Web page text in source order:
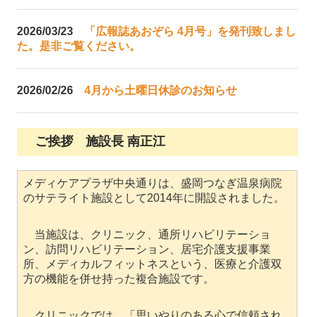
2026/03/23
「広報誌あおぞら 4月号」を発刊致しまし
た。是非ご覧ください。
2026/02/264月から土曜日休診のお知らせ
ご挨拶 施設長 南正江
メディケアプラザ中央通りは、盛岡つなぎ温泉病院
のサテライト施設として2014年に開設されました。
当施設は、クリニック、通所リハビリテーショ
ン、訪問リハビリテーション、居宅介護支援事業
所、メディカルフィットネスという、医療と介護双
方の機能を併せ持った複合施設です。